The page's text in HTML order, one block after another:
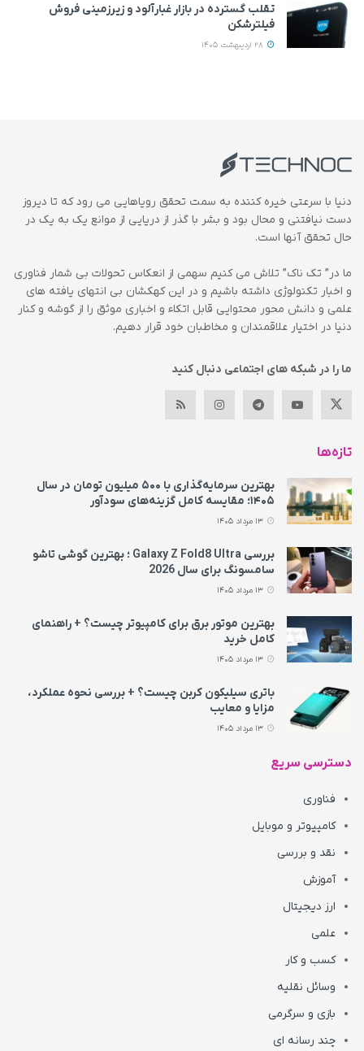
تقلب گسترده در بازار غبارآلود و زیرزمینی فروش
فیلترشکن
دنیا با سرعتی خیره کننده به سمت تحقق رویاهایی می رود که تا دیروز
دست نیافتنی و محال بود و بشر با گذر از دریایی از موانع یک به یک در
حال تحقق آنها است.
ما در” تک ناک” تلاش می کنیم سهمی از انعکاس تحولات بی شمار فناوری
و اخبار تکنولوژی داشته باشیم و در این کهکشان بی انتهای یافته های
علمی و دانش محور محتوایی قابل اتکاء و اخباری موثق را از گوشه و کنار
دنیا در اختیار علاقمندان و مخاطبان خود قرار دهیم.
ما را در شبکه های اجتماعی دنبال کنید
تازه‌ها
بهترین سرمایه‌گذاری با ۵۰۰ میلیون تومان در سال
۱۴۰۵؛ مقایسه کامل گزینه‌های سودآور
بررسی Galaxy Z Fold8 Ultra ؛ بهترین گوشی تاشو
سامسونگ برای سال 2026
بهترین موتور برق برای کامپیوتر چیست؟ + راهنمای
کامل خرید
باتری سیلیکون کربن چیست؟ + بررسی نحوه عملکرد،
مزایا و معایب
دسترسی سریع
فناوری
کامپیوتر و موبایل
نقد و بررسی
آموزش
ارز دیجیتال
علمی
کسب و کار
وسائل نقلیه
بازی و سرگرمی
چند رسانه ای